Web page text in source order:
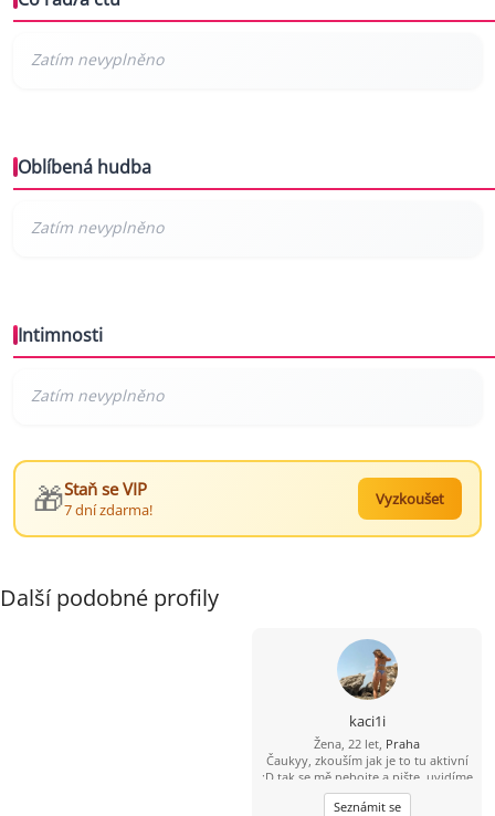
Oblíbená hudba
Intimnosti
🎁Staň se VIP
7 dní zdarma!
Vyzkoušet
Další podobné profily
kaci1i
Žena, 22 let, Praha
Čaukyy, zkouším jak je to tu aktivní
:D tak se mě nebojte a pište, uvidíme
kam nás to dostane dál
Seznámit se